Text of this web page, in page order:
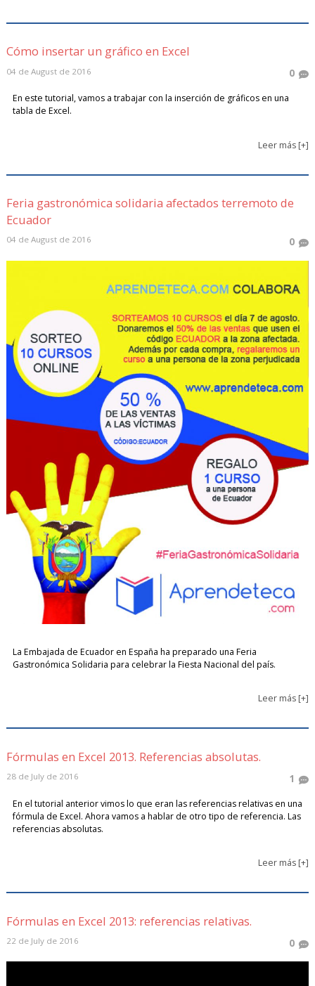
Cómo insertar un gráfico en Excel
04 de August de 2016 0
En este tutorial, vamos a trabajar con la inserción de gráficos en una
tabla de Excel.
Leer más [+]
Feria gastronómica solidaria afectados terremoto de
Ecuador
04 de August de 2016 0
La Embajada de Ecuador en España ha preparado una Feria
Gastronómica Solidaria para celebrar la Fiesta Nacional del país.
Leer más [+]
Fórmulas en Excel 2013. Referencias absolutas.
28 de July de 2016 1
En el tutorial anterior vimos lo que eran las referencias relativas en una
fórmula de Excel. Ahora vamos a hablar de otro tipo de referencia. Las
referencias absolutas.
Leer más [+]
Fórmulas en Excel 2013: referencias relativas.
22 de July de 2016 0